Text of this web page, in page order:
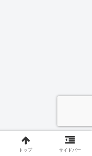
トップ サイドバー